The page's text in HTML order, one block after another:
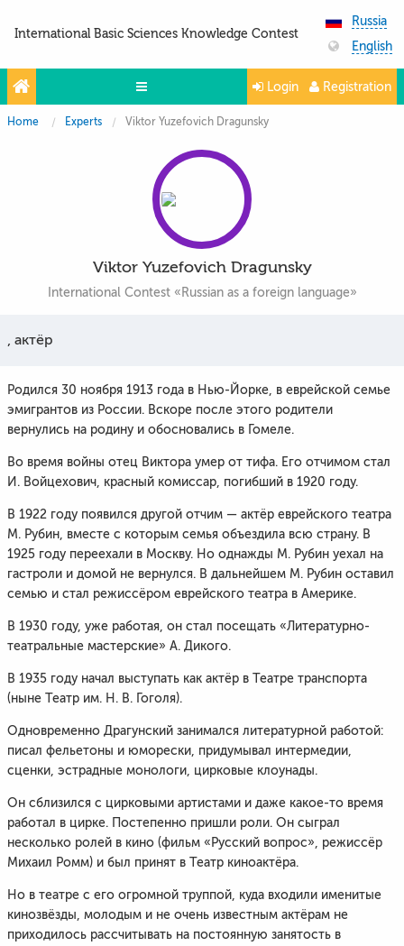
International Basic Sciences Knowledge Contest
Russia
English
Olympiads
Questions and answers
Login Registration
Home Experts Viktor Yuzefovich Dragunsky
Viktor Yuzefovich Dragunsky
International Contest «Russian as a foreign language»
, актёр
Родился 30 ноября 1913 года в Нью-Йорке, в еврейской семье
эмигрантов из России. Вскоре после этого родители
вернулись на родину и обосновались в Гомеле.
Во время войны отец Виктора умер от тифа. Его отчимом стал
И. Войцехович, красный комиссар, погибший в 1920 году.
В 1922 году появился другой отчим — актёр еврейского театра
М. Рубин, вместе с которым семья объездила всю страну. В
1925 году переехали в Москву. Но однажды М. Рубин уехал на
гастроли и домой не вернулся. В дальнейшем М. Рубин оставил
семью и стал режиссёром еврейского театра в Америке.
В 1930 году, уже работая, он стал посещать «Литературно-
театральные мастерские» А. Дикого.
В 1935 году начал выступать как актёр в Театре транспорта
(ныне Театр им. Н. В. Гоголя).
Одновременно Драгунский занимался литературной работой:
писал фельетоны и юморески, придумывал интермедии,
сценки, эстрадные монологи, цирковые клоунады.
Он сблизился с цирковыми артистами и даже какое-то время
работал в цирке. Постепенно пришли роли. Он сыграл
несколько ролей в кино (фильм «Русский вопрос», режиссёр
Михаил Ромм) и был принят в Театр киноактёра.
Но в театре с его огромной труппой, куда входили именитые
кинозвёзды, молодым и не очень известным актёрам не
приходилось рассчитывать на постоянную занятость в